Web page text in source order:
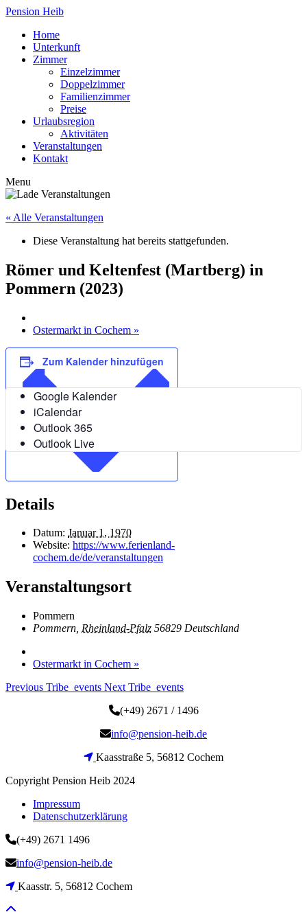
Pension Heib
Home
Unterkunft
Zimmer
Einzelzimmer
Doppelzimmer
Familienzimmer
Preise
Urlaubsregion
Aktivitäten
Veranstaltungen
Kontakt
Menu
« Alle Veranstaltungen
Diese Veranstaltung hat bereits stattgefunden.
Römer und Keltenfest (Martberg) in
Pommern (2023)
Ostermarkt in Cochem »
Zum Kalender hinzufügen
Google Kalender
iCalendar
Outlook 365
Outlook Live
Details
Datum: Januar 1, 1970
Website: https://www.ferienland-
cochem.de/de/veranstaltungen
Veranstaltungsort
Pommern
Pommern Rheinland-Pfalz 56829 Deutschland
Ostermarkt in Cochem »
Previous Tribe_events Next Tribe_events
(+49) 2671 / 1496
info@pension-heib.de
Kaasstraße 5, 56812 Cochem
Copyright Pension Heib 2024
Impressum
Datenschutzerklärung
(+49) 2671 1496
info@pension-heib.de
Kaasstr. 5, 56812 Cochem